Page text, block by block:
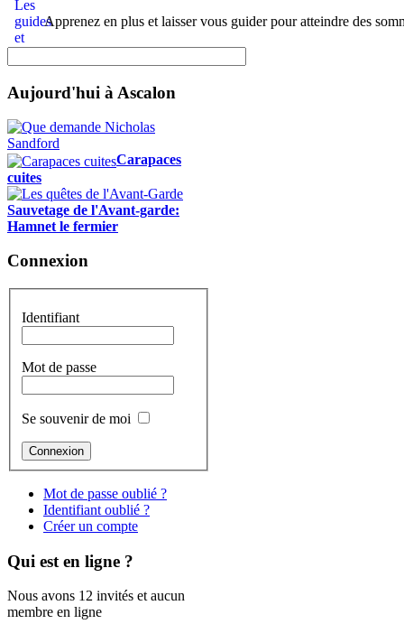
Apprenez en plus et laisser vous guider pour atteindre des
Aujourd'hui à Ascalon
Carapaces
cuites
Sauvetage de l'Avant-garde:
Hamnet le fermier
Connexion
Identifiant
Mot de passe
Se souvenir de moi
Mot de passe oublié ?
Identifiant oublié ?
Créer un compte
Qui est en ligne ?
Nous avons 12 invités et aucun
membre en ligne